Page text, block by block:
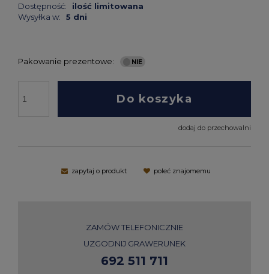
Dostępność:
ilość limitowana
Wysyłka w:
5 dni
Pakowanie prezentowe:
Do koszyka
dodaj do przechowalni
zapytaj o produkt poleć znajomemu
ZAMÓW TELEFONICZNIE
UZGODNIJ GRAWERUNEK
692 511 711